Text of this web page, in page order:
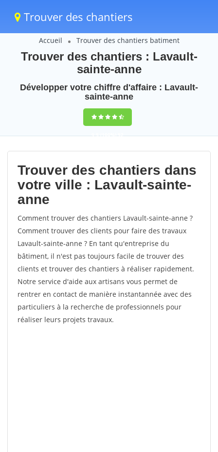
Trouver des chantiers
Accueil Trouver des chantiers batiment
Trouver des chantiers : Lavault-
sainte-anne
Développer votre chiffre d'affaire : Lavault-
sainte-anne
9,5(100%)52
votes
Trouver des chantiers dans
votre ville : Lavault-sainte-
anne
Comment trouver des chantiers Lavault-sainte-anne ?
Comment trouver des clients pour faire des travaux
Lavault-sainte-anne ? En tant qu'entreprise du
bâtiment, il n'est pas toujours facile de trouver des
clients et trouver des chantiers à réaliser rapidement.
Notre service d'aide aux artisans vous permet de
rentrer en contact de manière instantannée avec des
particuliers à la recherche de professionnels pour
réaliser leurs projets travaux.